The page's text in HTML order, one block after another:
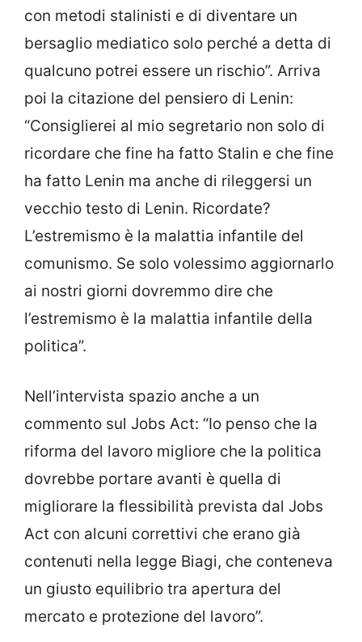
con metodi stalinisti e di diventare un
bersaglio mediatico solo perché a detta di
qualcuno potrei essere un rischio”. Arriva
poi la citazione del pensiero di Lenin:
“Consiglierei al mio segretario non solo di
ricordare che fine ha fatto Stalin e che fine
ha fatto Lenin ma anche di rileggersi un
vecchio testo di Lenin. Ricordate?
L’estremismo è la malattia infantile del
comunismo. Se solo volessimo aggiornarlo
ai nostri giorni dovremmo dire che
l’estremismo è la malattia infantile della
politica”.
Nell’intervista spazio anche a un
commento sul Jobs Act: “Io penso che la
riforma del lavoro migliore che la politica
dovrebbe portare avanti è quella di
migliorare la flessibilità prevista dal Jobs
Act con alcuni correttivi che erano già
contenuti nella legge Biagi, che conteneva
un giusto equilibrio tra apertura del
mercato e protezione del lavoro”.